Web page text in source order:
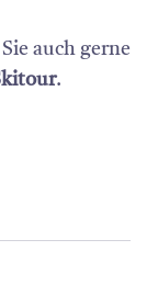
auch gerne
.